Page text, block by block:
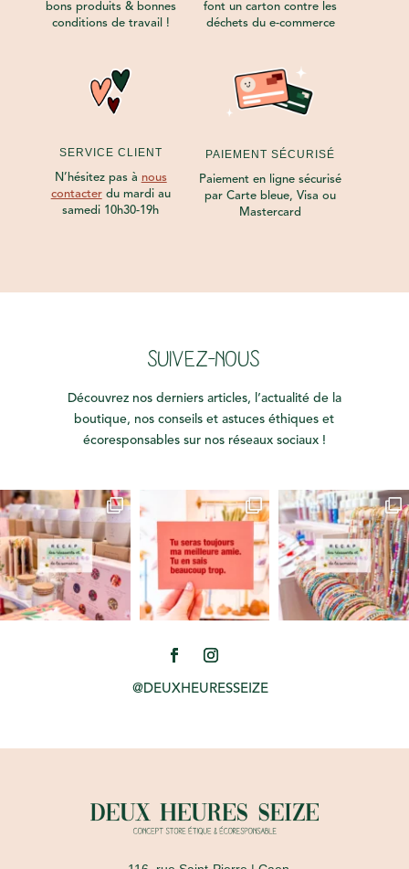
bons produits & bonnes
conditions de travail !
font un carton contre les
déchets du e-commerce
SERVICE CLIENT
N’hésitez pas à nous
contacterdu mardi au
samedi 10h30-19h
PAIEMENT SÉCURISÉ
Paiement en ligne sécurisé
par Carte bleue, Visa ou
Mastercard
SUIVEZ-NOUS
Découvrez nos derniers articles, l’actualité de la
boutique, nos conseils et astuces éthiques et
écoresponsables sur nos réseaux sociaux !
@DEUXHEURESSEIZE